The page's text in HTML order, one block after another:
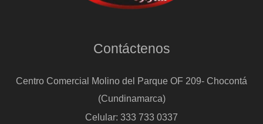
Contáctenos
Centro Comercial Molino del Parque OF 209- Chocontá
(Cundinamarca)
Celular: 333 733 0337